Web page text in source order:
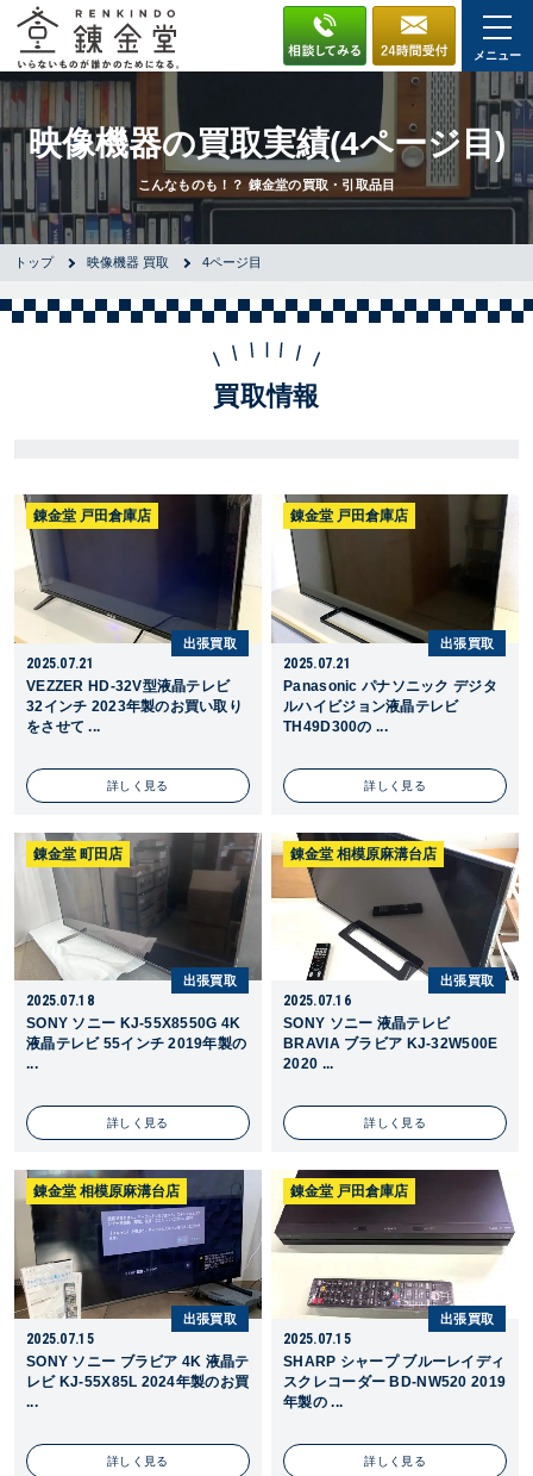
メニュー
映像機器の買取実績(4ページ目)
こんなものも！？ 錬金堂の買取・引取品目
トップ 映像機器 買取 4ページ目
買取情報
錬金堂 戸田倉庫店
出張買取
2025.07.21
VEZZER HD-32V型液晶テレビ
32インチ 2023年製のお買い取り
をさせて ...
詳しく見る
錬金堂 戸田倉庫店
出張買取
2025.07.21
Panasonic パナソニック デジタ
ルハイビジョン液晶テレビ
TH49D300の ...
詳しく見る
錬金堂 町田店
出張買取
2025.07.18
SONY ソニー KJ-55X8550G 4K
液晶テレビ 55インチ 2019年製の
...
詳しく見る
錬金堂 相模原麻溝台店
出張買取
2025.07.16
SONY ソニー 液晶テレビ
BRAVIA ブラビア KJ-32W500E
2020 ...
詳しく見る
錬金堂 相模原麻溝台店
出張買取
2025.07.15
SONY ソニー ブラビア 4K 液晶テ
レビ KJ-55X85L 2024年製のお買
...
詳しく見る
錬金堂 戸田倉庫店
出張買取
2025.07.15
SHARP シャープ ブルーレイディ
スクレコーダー BD-NW520 2019
年製の ...
詳しく見る